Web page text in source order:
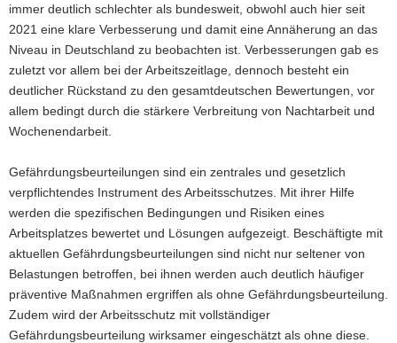
immer deutlich schlechter als bundesweit, obwohl auch hier seit
2021 eine klare Verbesserung und damit eine Annäherung an das
Niveau in Deutschland zu beobachten ist. Verbesserungen gab es
zuletzt vor allem bei der Arbeitszeitlage, dennoch besteht ein
deutlicher Rückstand zu den gesamtdeutschen Bewertungen, vor
allem bedingt durch die stärkere Verbreitung von Nachtarbeit und
Wochenendarbeit.
Gefährdungsbeurteilungen sind ein zentrales und gesetzlich
verpflichtendes Instrument des Arbeitsschutzes. Mit ihrer Hilfe
werden die spezifischen Bedingungen und Risiken eines
Arbeitsplatzes bewertet und Lösungen aufgezeigt. Beschäftigte mit
aktuellen Gefährdungsbeurteilungen sind nicht nur seltener von
Belastungen betroffen, bei ihnen werden auch deutlich häufiger
präventive Maßnahmen ergriffen als ohne Gefährdungsbeurteilung.
Zudem wird der Arbeitsschutz mit vollständiger
Gefährdungsbeurteilung wirksamer eingeschätzt als ohne diese.